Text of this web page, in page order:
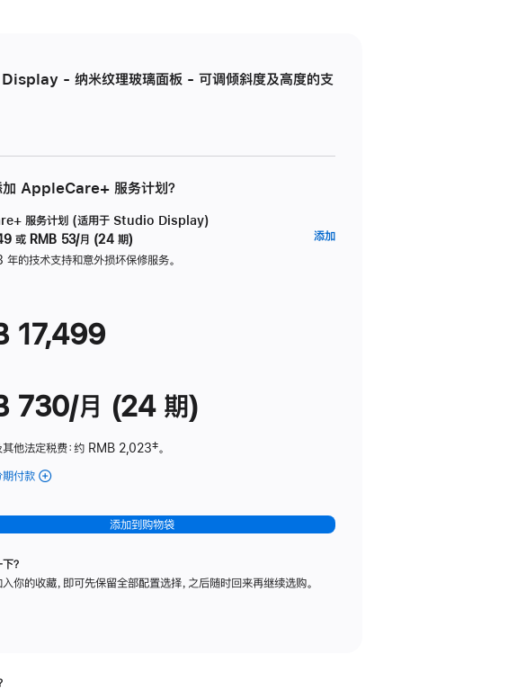
- 纳米纹理玻璃面板 - 可调倾斜度及高度的支
加 AppleCare+ 服务计划？
服务计划 (适用于 Studio Display)
或 RMB 53/月 (24 期)
的技术支持和意外损坏保修服务。
添加
17,499
730/月 (24 期)
他法定税费：约 RMB 2,023脚
‡。
期付款 (Studio
-
纳
理
添加到购物袋
？
你的收藏，即可先保留全部配置选择，之后随时回来再继续选购。